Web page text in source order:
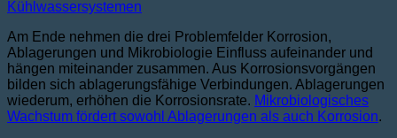
Am Ende nehmen die drei Problemfelder Korrosion,
Ablagerungen und Mikrobiologie Einfluss aufeinander und
hängen miteinander zusammen. Aus Korrosionsvorgängen
bilden sich ablagerungsfähige Verbindungen. Ablagerungen
wiederum, erhöhen die Korrosionsrate. Mikrobiologisches
Wachstum fördert sowohl Ablagerungen als auch Korrosion.